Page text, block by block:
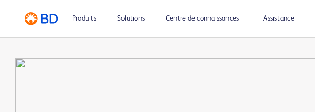
Produits Solutions Centre de connaissances Assistance